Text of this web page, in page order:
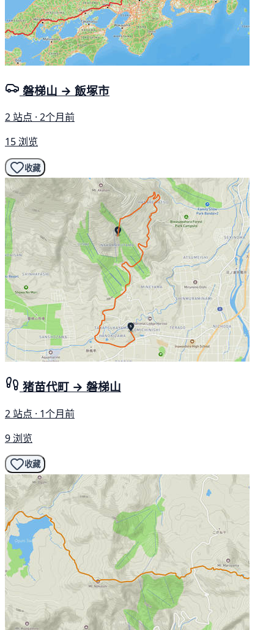
磐梯山 → 飯塚市
2 站点 · 2个月前
15 浏览
收藏
猪苗代町 → 磐梯山
2 站点 · 1个月前
9 浏览
收藏